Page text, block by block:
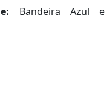
Bandeira Azul e